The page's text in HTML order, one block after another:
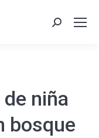
Search:
niña
bosque